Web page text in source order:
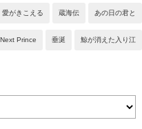
愛がきこえる 蔵海伝 あの日の君と
Prince 垂涎 鯨が消えた入り江